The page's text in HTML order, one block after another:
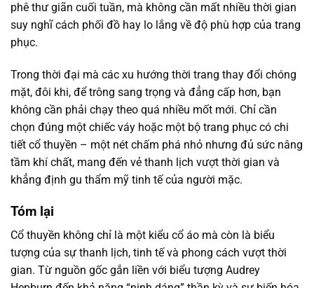
phê thư giãn cuối tuần, mà không cần mất nhiều thời gian
suy nghĩ cách phối đồ hay lo lắng về độ phù hợp của trang
phục.
Trong thời đại mà các xu hướng thời trang thay đổi chóng
mặt, đôi khi, để trông sang trọng và đẳng cấp hơn, bạn
không cần phải chạy theo quá nhiều mốt mới. Chỉ cần
chọn đúng một chiếc váy hoặc một bộ trang phục có chi
tiết cổ thuyền – một nét chấm phá nhỏ nhưng đủ sức nâng
tầm khí chất, mang đến vẻ thanh lịch vượt thời gian và
khẳng định gu thẩm mỹ tinh tế của người mặc.
Tóm lại
Cổ thuyền không chỉ là một kiểu cổ áo mà còn là biểu
tượng của sự thanh lịch, tinh tế và phong cách vượt thời
gian. Từ nguồn gốc gắn liền với biểu tượng Audrey